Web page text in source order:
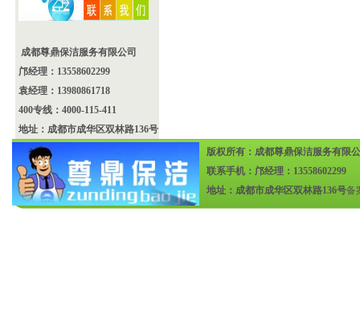
成都尊鼎保洁服务有限公司
邝经理：13558602299
袁经理：13980861718
400专线：4000-115-411
地址：成都市成华区双林路136号
版权所有：成都尊鼎保洁服务有限
联系手机：邝经理：13558602299
地址：成都市成华区双林路136号备